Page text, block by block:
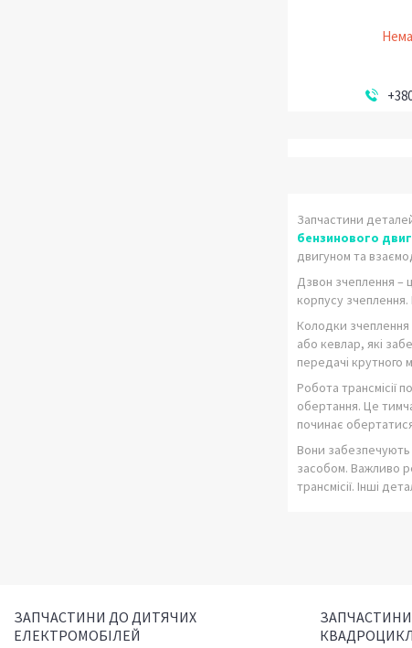
Запчастини
бензинового
двигуном та
Дзвон зчеплення –
корпусу
Колодки зчеплення
або кевлар, які
передачі крутного
Робота трансмісії
обертання. Це
починає
Вони
засобом. Важливо
трансмісії. Інші
ЗАПЧАСТИНИ ДО ДИТЯЧИХ
ЕЛЕКТРОМОБІЛЕЙ